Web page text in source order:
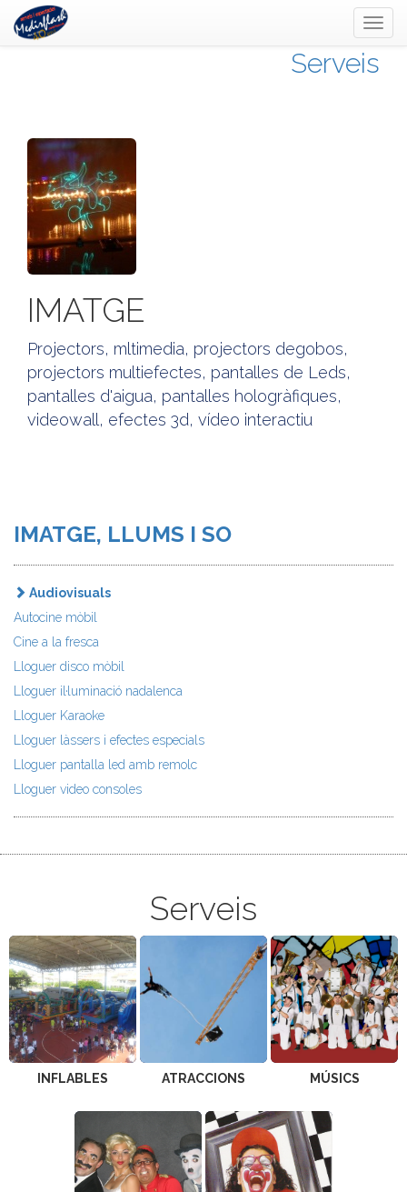
Serveis
IMATGE
Projectors, mltimedia, projectors degobos,
projectors multiefectes, pantalles de Leds,
pantalles d'aigua, pantalles hologràfiques,
videowall, efectes 3d, vídeo interactiu
IMATGE, LLUMS I SO
Audiovisuals
Autocine mòbil
Cine a la fresca
Lloguer disco mòbil
Lloguer il·luminació nadalenca
Lloguer Karaoke
Lloguer làssers i efectes especials
Lloguer pantalla led amb remolc
Lloguer video consoles
Serveis
INFLABLES ATRACCIONS MÚSICS